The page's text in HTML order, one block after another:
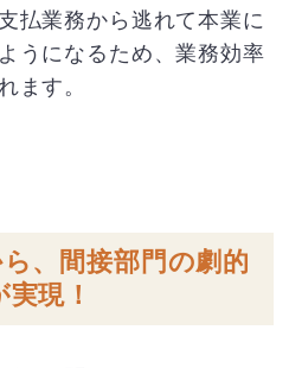
払業務から逃れて本業に
うになるため、業務効率
ます。
ら、間接部門の劇的
現！